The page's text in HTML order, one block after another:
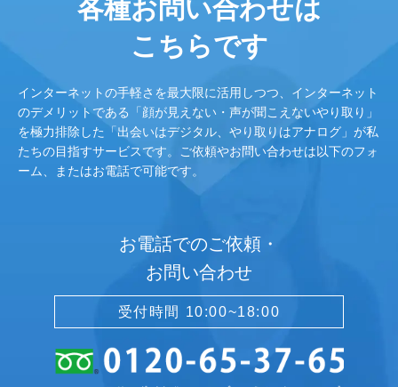
各種お問い合わせは
こちらです
インターネットの手軽さを最大限に活用しつつ、インターネット
のデメリットである「顔が見えない・声が聞こえないやり取り」
を極力排除した「出会いはデジタル、やり取りはアナログ」が私
たちの目指すサービスです。ご依頼やお問い合わせは以下のフォ
ーム、またはお電話で可能です。
お電話でのご依頼・
お問い合わせ
受付時間 10:00~18:00